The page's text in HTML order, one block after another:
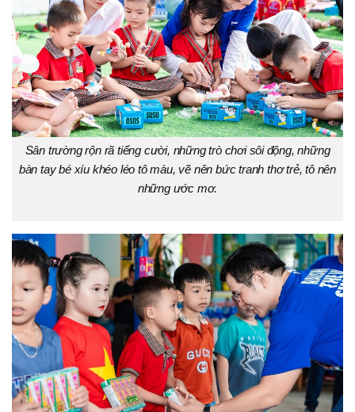
Sân trường rộn rã tiếng cười, những trò chơi sôi động, những
bàn tay bé xíu khéo léo tô màu, vẽ nên bức tranh thơ trẻ, tô nên
những ước mơ.